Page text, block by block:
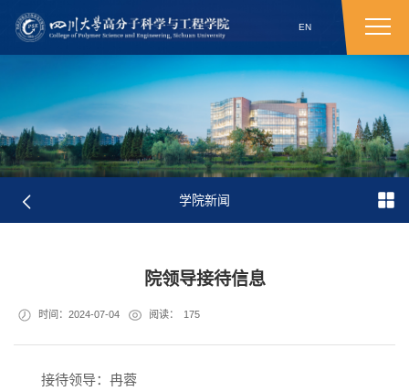
EN
学院新闻
院领导接待信息
时间：2024-07-04 阅读： 175
接待领导：冉蓉